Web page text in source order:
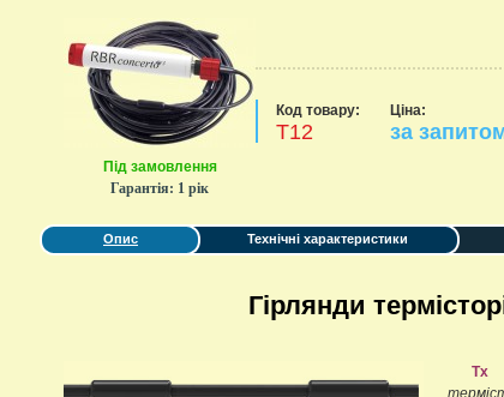
Код товару:
T12
Ціна:
за
Під замовлення
Гарантія: 1 рік
Опис Технічні характеристики
Гірлянди
Tx